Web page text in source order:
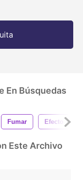
En Búsquedas
Fumar Efecto
Este Archivo